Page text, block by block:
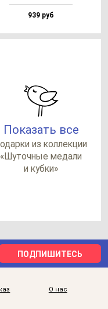
939 руб
Показать все
из кол­лек­ции
«Шуточ­ные ме­да­ли
и куб­ки»
ПОДПИШИТЕСЬ
О нас